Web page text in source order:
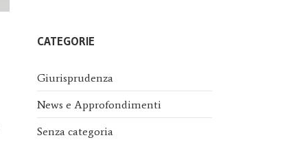
CATEGORIE
Giurisprudenza
News e Approfondimenti
Senza categoria